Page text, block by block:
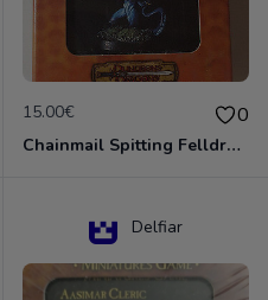
15.00€ 0
Chainmail Spitting Felldrake
Delfiar